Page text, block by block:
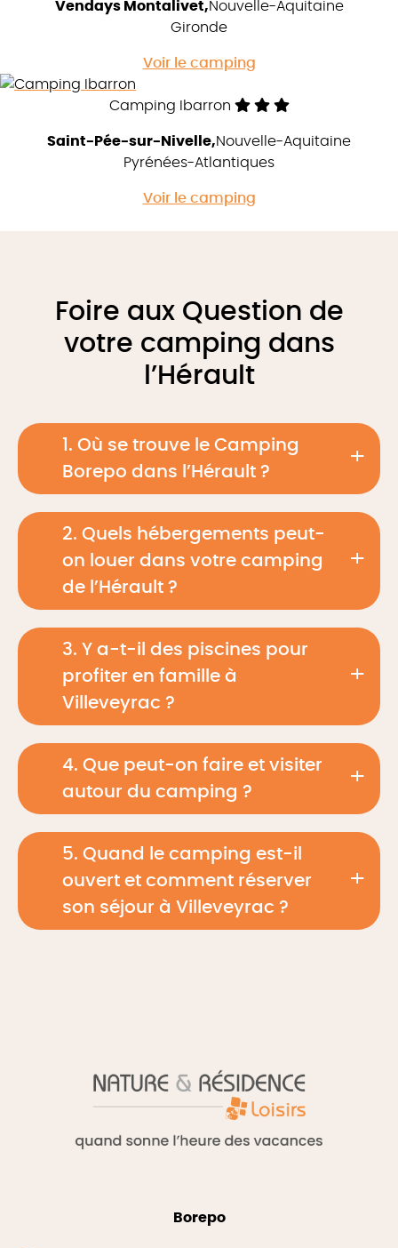
Vendays Montalivet
Gironde
Nouvelle-Aquitaine
Voir le camping
Camping Ibarron
Saint-Pée-sur-Nivelle
Pyrénées-Atlantiques
Nouvelle-Aquitaine
Voir le camping
Foire aux Question de
votre camping dans
l’Hérault
1. Où se trouve le Camping
Borepo dans l’Hérault ?
2. Quels hébergements peut-
on louer dans votre camping
de l’Hérault ?
3. Y a-t-il des piscines pour
profiter en famille à
Villeveyrac ?
4. Que peut-on faire et visiter
autour du camping ?
5. Quand le camping est-il
ouvert et comment réserver
son séjour à Villeveyrac ?
Borepo